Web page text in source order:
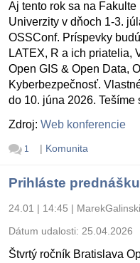
Aj tento rok sa na
Univerzity v dňoch 1-3.
OSSConf. Príspevky
LATEX, R a ich priatelia,
Open GIS & Open Data,
Kyberbezpečnosť.
do 10. júna 2026. Tešíme
Zdroj: Web konferencie
1 | Komunita
Prihláste
24.01 | 14:45 | MarekGalinski
Dátum udalosti: 25.04.2026
Štvrtý ročník Bratislava